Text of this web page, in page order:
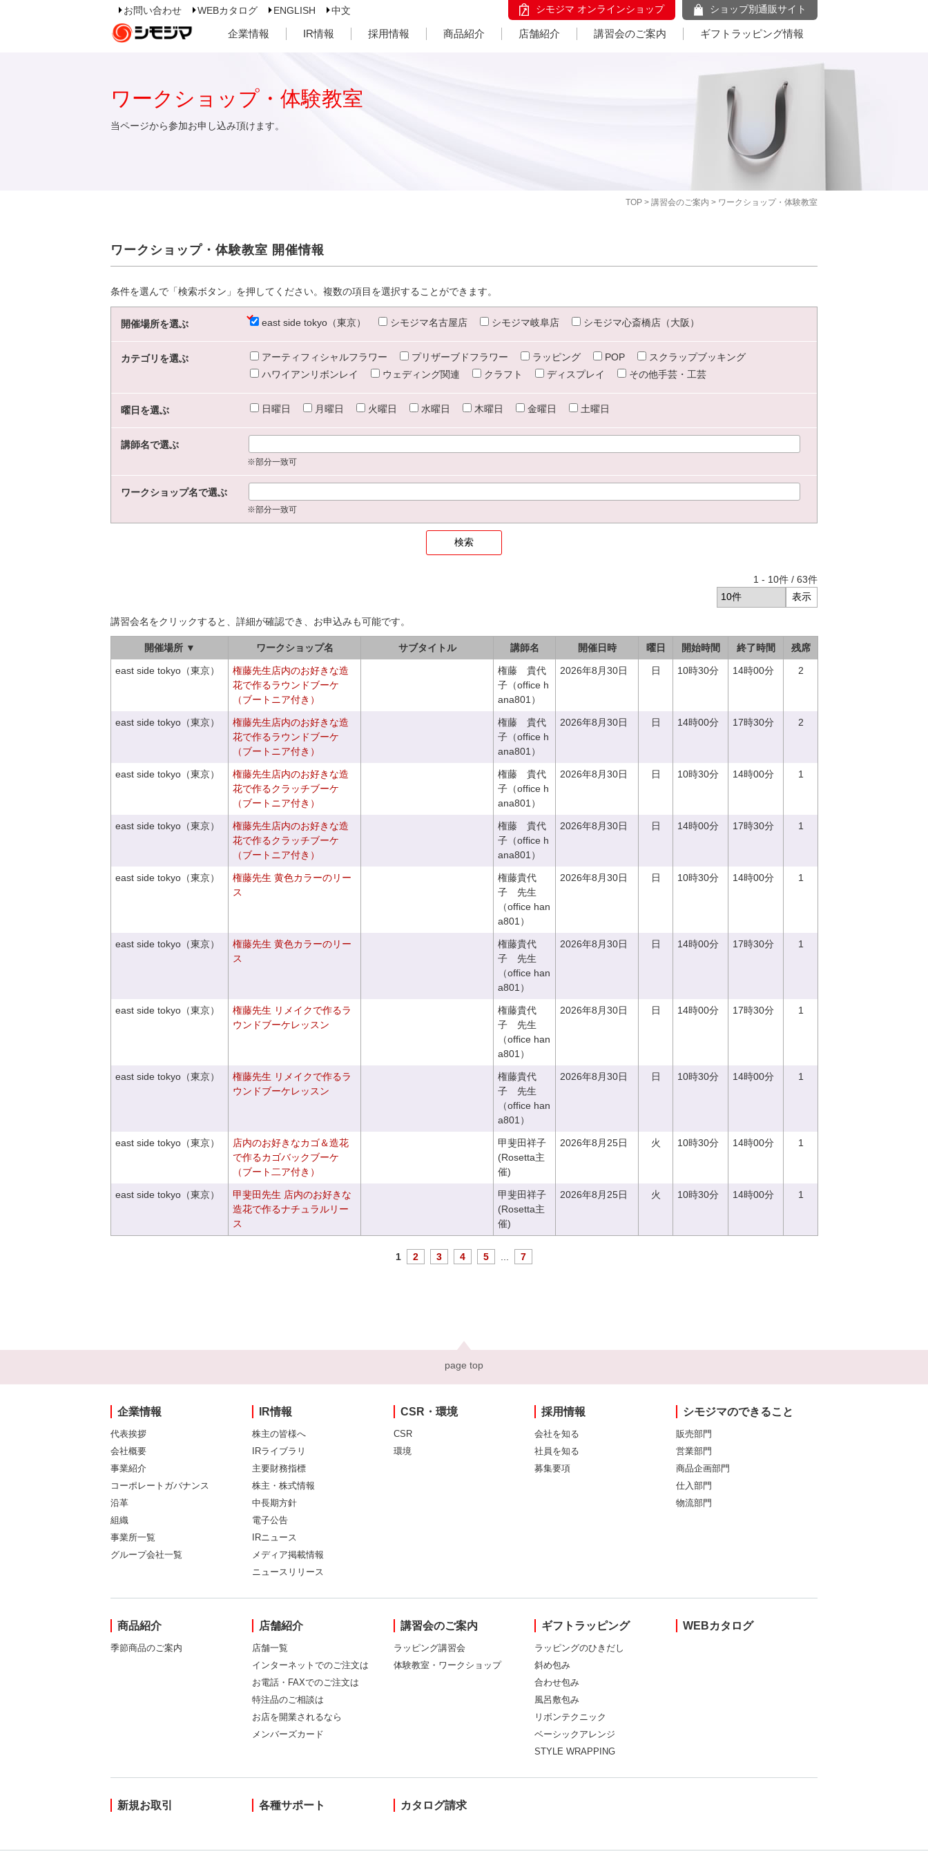
お問い合わせ WEBカタログ ENGLISH 中文 シモジマ オンラインショップ ショップ別通販サイト
企業情報 IR情報 採用情報 商品紹介 店舗紹介 講習会のご案内 ギフトラッピング情報
TOP > 講習会のご案内 > ワークショップ・体験教室
ワークショップ・体験教室
当ページから参加お申し込み頂けます。
ワークショップ・体験教室 開催情報
条件を選んで「検索ボタン」を押してください。複数の項目を選択することができます。
開催場所を選ぶ east side tokyo（東京） シモジマ名古屋店 シモジマ岐阜店 シモジマ心斎橋店（大阪）
カテゴリを選ぶ アーティフィシャルフラワー プリザーブドフラワー ラッピング POP
スクラップブッキング
ハワイアンリボンレイ
ウェディング関連 クラフト ディスプレイ その他手芸・工芸
曜日を選ぶ 日曜日 月曜日 火曜日 水曜日 木曜日 金曜日 土曜日
講師名で選ぶ
※部分一致可
ワークショップ名で選ぶ
※部分一致可
1 - 10件 / 63件
講習会名をクリックすると、詳細が確認でき、お申込みも可能です。
開催場所 ▼ ワークショップ名 サブタイトル 講師名 開催日時 曜日 開始時間 終了時間 残席
east side tokyo（東京）
権藤先生店内のお好きな造
花で作るラウンドブーケ
（ブートニア付き）
権藤 貴代
子（office h
ana801）
2026年8月30日 日 10時30分 14時00分 2
east side tokyo（東京）
権藤先生店内のお好きな造
花で作るラウンドブーケ
（ブートニア付き）
権藤 貴代
子（office h
ana801）
2026年8月30日 日 14時00分 17時30分 2
east side tokyo（東京）
権藤先生店内のお好きな造
花で作るクラッチブーケ
（ブートニア付き）
権藤 貴代
子（office h
ana801）
2026年8月30日 日 10時30分 14時00分 1
east side tokyo（東京）
権藤先生店内のお好きな造
花で作るクラッチブーケ
（ブートニア付き）
権藤 貴代
子（office h
ana801）
2026年8月30日 日 14時00分 17時30分 1
east side tokyo（東京）
権藤先生 黄色カラーのリー
ス
権藤貴代
子 先生
（office han
a801）
2026年8月30日 日 10時30分 14時00分 1
east side tokyo（東京）
権藤先生 黄色カラーのリー
ス
権藤貴代
子 先生
（office han
a801）
2026年8月30日 日 14時00分 17時30分 1
east side tokyo（東京）
権藤先生 リメイクで作るラ
ウンドブーケレッスン
権藤貴代
子 先生
（office han
a801）
2026年8月30日 日 14時00分 17時30分 1
east side tokyo（東京）
権藤先生 リメイクで作るラ
ウンドブーケレッスン
権藤貴代
子 先生
（office han
a801）
2026年8月30日 日 10時30分 14時00分 1
east side tokyo（東京）
店内のお好きなカゴ＆造花
で作るカゴバックブーケ
（ブート二ア付き）
甲斐田祥子
(Rosetta主
催)
2026年8月25日 火 10時30分 14時00分 1
east side tokyo（東京）
甲斐田先生 店内のお好きな
造花で作るナチュラルリー
ス
甲斐田祥子
(Rosetta主
催)
2026年8月25日 火 10時30分 14時00分 1
1 2 3 4 5 7
page top
企業情報
代表挨拶
会社概要
事業紹介
コーポレートガバナンス
沿革
組織
事業所一覧
グループ会社一覧
IR情報
株主の皆様へ
IRライブラリ
主要財務指標
株主・株式情報
中長期方針
電子公告
IRニュース
メディア掲載情報
ニュースリリース
CSR・環境
CSR
環境
採用情報
会社を知る
社員を知る
募集要項
シモジマのできること
販売部門
営業部門
商品企画部門
仕入部門
物流部門
商品紹介
季節商品のご案内
店舗紹介
店舗一覧
インターネットでのご注文は
お電話・FAXでのご注文は
特注品のご相談は
お店を開業されるなら
メンバーズカード
講習会のご案内
ラッピング講習会
体験教室・ワークショップ
ギフトラッピング
ラッピングのひきだし
斜め包み
合わせ包み
風呂敷包み
リボンテクニック
ベーシックアレンジ
STYLE WRAPPING
WEBカタログ
新規お取引 各種サポート カタログ請求